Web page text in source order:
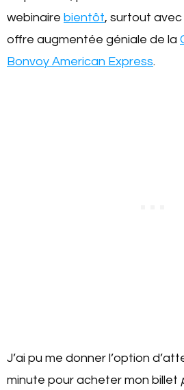
webinaire bientôt, surtout
offre augmentée géniale de la
Bonvoy American Express.
J’ai pu me donner l’option
minute pour acheter mon billet